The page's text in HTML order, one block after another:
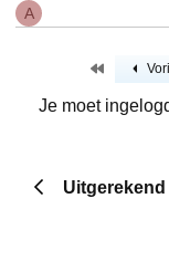
A
Eerste
Je moet
Uitgerekend